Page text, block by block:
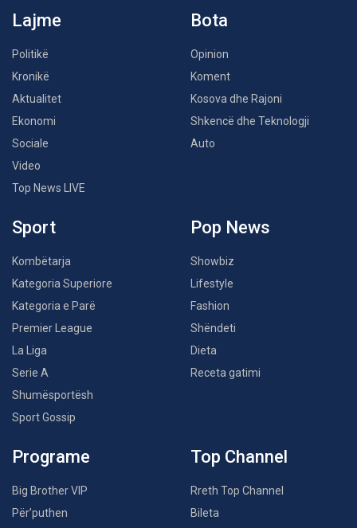
Lajme
Politikë
Kronikë
Aktualitet
Ekonomi
Sociale
Video
Top News LIVE
Bota
Opinion
Koment
Kosova dhe Rajoni
Shkencë dhe Teknologji
Auto
Sport
Kombëtarja
Kategoria Superiore
Kategoria e Parë
Premier League
La Liga
Serie A
Shumësportësh
Sport Gossip
Pop News
Showbiz
Lifestyle
Fashion
Shëndeti
Dieta
Receta gatimi
Programe
Big Brother VIP
Për’puthen
Top Channel
Rreth Top Channel
Bileta